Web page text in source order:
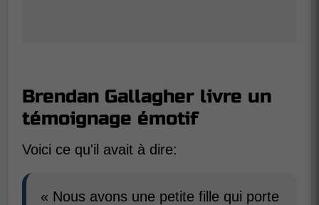
Brendan Gallagher livre un
témoignage émotif
Voici ce qu'il avait à dire:
« Nous avons une petite fille qui porte